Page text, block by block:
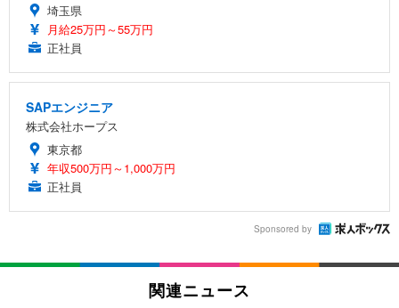
埼玉県
月給25万円～55万円
正社員
SAPエンジニア
株式会社ホープス
東京都
年収500万円～1,000万円
正社員
Sponsored by
関連ニュース